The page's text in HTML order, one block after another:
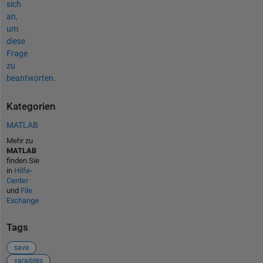
sich
an,
um
diese
Frage
zu
beantworten.
Kategorien
MATLAB
Mehr zu
MATLAB
finden Sie
in Hilfe-
Center
und File
Exchange
Tags
save
varaibles